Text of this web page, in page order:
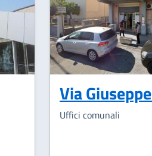
Via
Uffici comunali